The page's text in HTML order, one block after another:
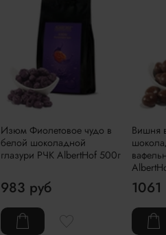
Изюм Фиолетовое чудо в
белой шоколадной
глазури РЧК AlbertHof 500г
983 руб
Вишня
1061